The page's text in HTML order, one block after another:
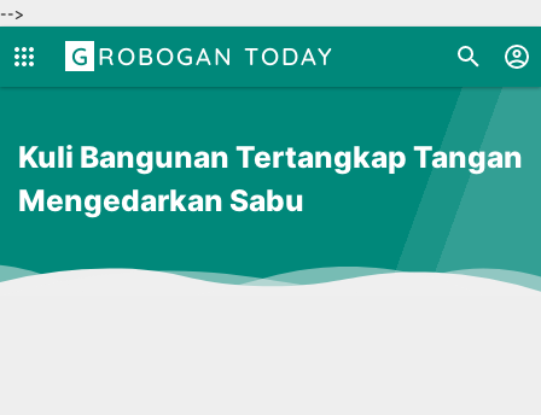
-->
GROBOGAN TODAY
Kuli Bangunan Tertangkap Tangan
Mengedarkan Sabu